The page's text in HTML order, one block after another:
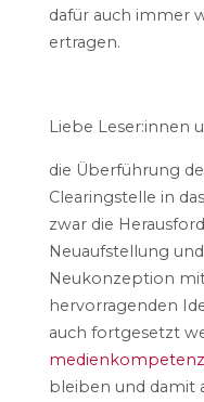
dafür auch immer
ertragen.
Liebe Leser:innen
die Überführung
Clearingstelle in
zwar die
Neuaufstellung
Neukonzeption
hervorragenden
auch fortgesetzt
bleiben und damit